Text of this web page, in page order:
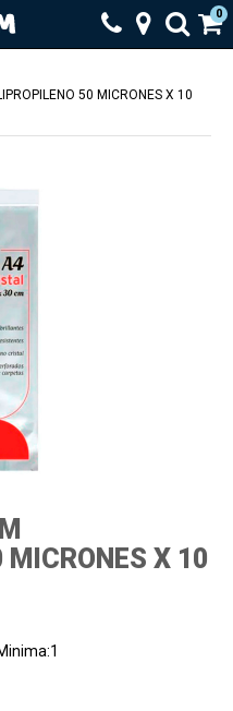
0
50 MICRONES X 10
MICRONES X 10